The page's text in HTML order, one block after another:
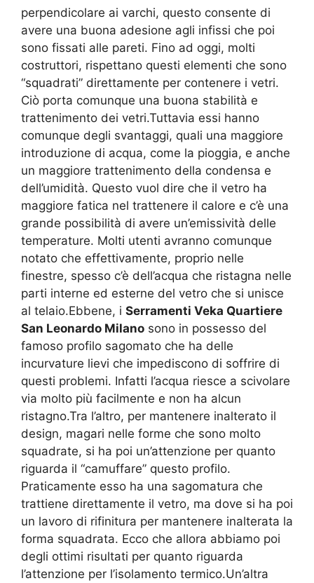
perpendicolare ai varchi, questo consente di
avere una buona adesione agli infissi che poi
sono fissati alle pareti. Fino ad oggi, molti
costruttori, rispettano questi elementi che sono
“squadrati” direttamente per contenere i vetri.
Ciò porta comunque una buona stabilità e
trattenimento dei vetri.Tuttavia essi hanno
comunque degli svantaggi, quali una maggiore
introduzione di acqua, come la pioggia, e anche
un maggiore trattenimento della condensa e
dell’umidità. Questo vuol dire che il vetro ha
maggiore fatica nel trattenere il calore e c’è una
grande possibilità di avere un’emissività delle
temperature. Molti utenti avranno comunque
notato che effettivamente, proprio nelle
finestre, spesso c’è dell’acqua che ristagna nelle
parti interne ed esterne del vetro che si unisce
al telaio.Ebbene, i Serramenti Veka Quartiere
San Leonardo Milano sono in possesso del
famoso profilo sagomato che ha delle
incurvature lievi che impediscono di soffrire di
questi problemi. Infatti l’acqua riesce a scivolare
via molto più facilmente e non ha alcun
ristagno.Tra l’altro, per mantenere inalterato il
design, magari nelle forme che sono molto
squadrate, si ha poi un’attenzione per quanto
riguarda il “camuffare” questo profilo.
Praticamente esso ha una sagomatura che
trattiene direttamente il vetro, ma dove si ha poi
un lavoro di rifinitura per mantenere inalterata la
forma squadrata. Ecco che allora abbiamo poi
degli ottimi risultati per quanto riguarda
l’attenzione per l’isolamento termico.Un’altra